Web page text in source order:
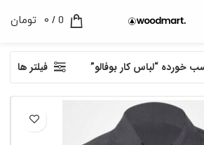
0
/
0 تومان
خورده “لباس کار بوفالو” فیلتر ها